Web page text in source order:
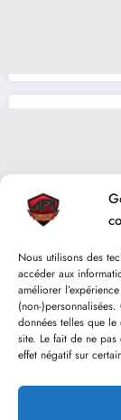
Nous utilisons des
accéder aux
améliorer
(non-
données telles que
site. Le fait de ne
effet négatif sur